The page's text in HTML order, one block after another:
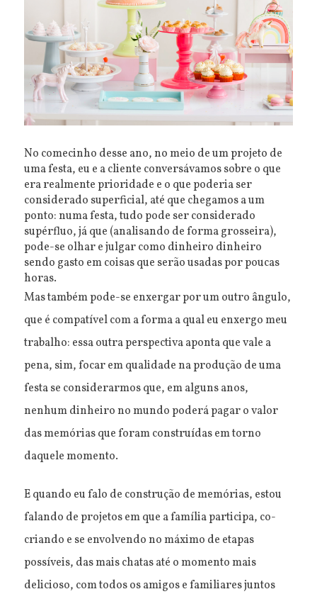
No comecinho desse ano, no meio de um projeto de
uma festa, eu e a cliente conversávamos sobre o que
era realmente prioridade e o que poderia ser
considerado superficial, até que chegamos a um
ponto: numa festa, tudo pode ser considerado
supérfluo, já que (analisando de forma grosseira),
pode-se olhar e julgar como dinheiro dinheiro
sendo gasto em coisas que serão usadas por poucas
horas.
Mas também pode-se enxergar por um outro ângulo,
que é compatível com a forma a qual eu enxergo meu
trabalho: essa outra perspectiva aponta que vale a
pena, sim, focar em qualidade na produção de uma
festa se considerarmos que, em alguns anos,
nenhum dinheiro no mundo poderá pagar o valor
das memórias que foram construídas em torno
daquele momento.
E quando eu falo de construção de memórias, estou
falando de projetos em que a família participa, co-
criando e se envolvendo no máximo de etapas
possíveis, das mais chatas até o momento mais
delicioso, com todos os amigos e familiares juntos